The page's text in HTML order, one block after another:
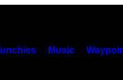
Music